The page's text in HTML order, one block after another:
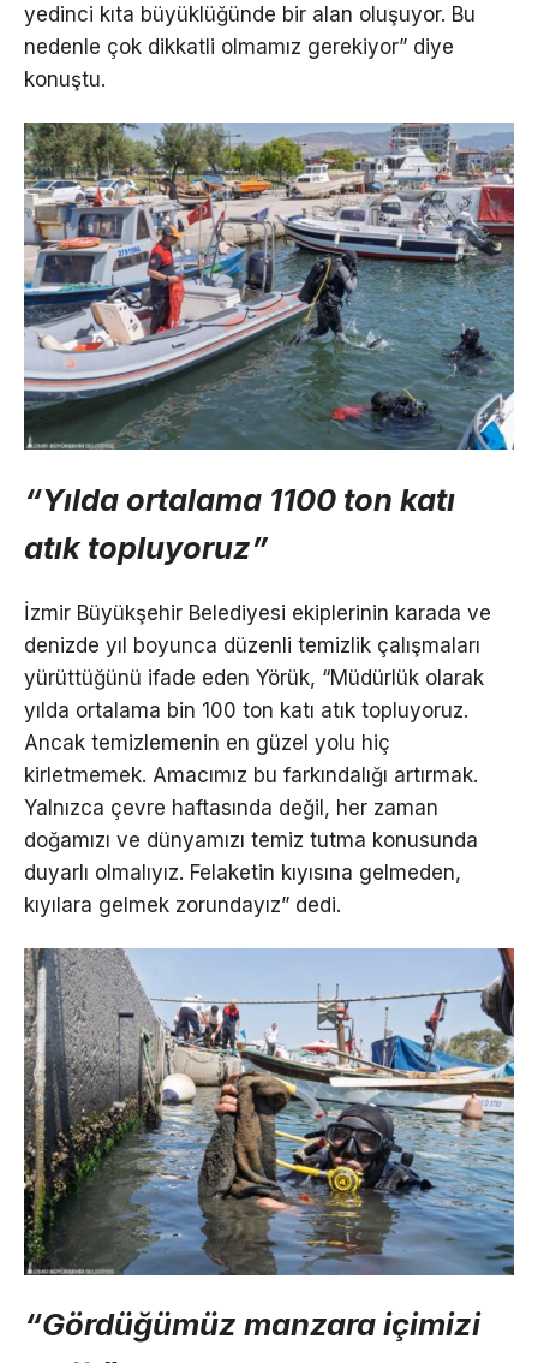
yedinci kıta büyüklüğünde bir alan oluşuyor. Bu
nedenle çok dikkatli olmamız gerekiyor” diye
konuştu.
“Yılda ortalama 1100 ton katı
atık topluyoruz”
İzmir Büyükşehir Belediyesi ekiplerinin karada ve
denizde yıl boyunca düzenli temizlik çalışmaları
yürüttüğünü ifade eden Yörük, “Müdürlük olarak
yılda ortalama bin 100 ton katı atık topluyoruz.
Ancak temizlemenin en güzel yolu hiç
kirletmemek. Amacımız bu farkındalığı artırmak.
Yalnızca çevre haftasında değil, her zaman
doğamızı ve dünyamızı temiz tutma konusunda
duyarlı olmalıyız. Felaketin kıyısına gelmeden,
kıyılara gelmek zorundayız” dedi.
“Gördüğümüz manzara içimizi